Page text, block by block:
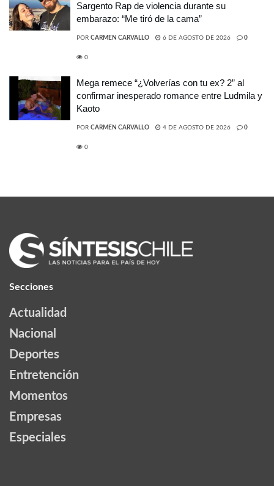
Sargento Rap de violencia durante su
embarazo: “Me tiró de la cama”
POR CARMEN CARVALLO 6 DE AGOSTO DE 2026 0
0
Mega remece “¿Volverías con tu ex? 2” al
confirmar inesperado romance entre Ludmila y
Kaoto
POR CARMEN CARVALLO 4 DE AGOSTO DE 2026 0
0
Secciones
Actualidad
Nacional
Deportes
Entretención
Momentos
Empresas
Especiales